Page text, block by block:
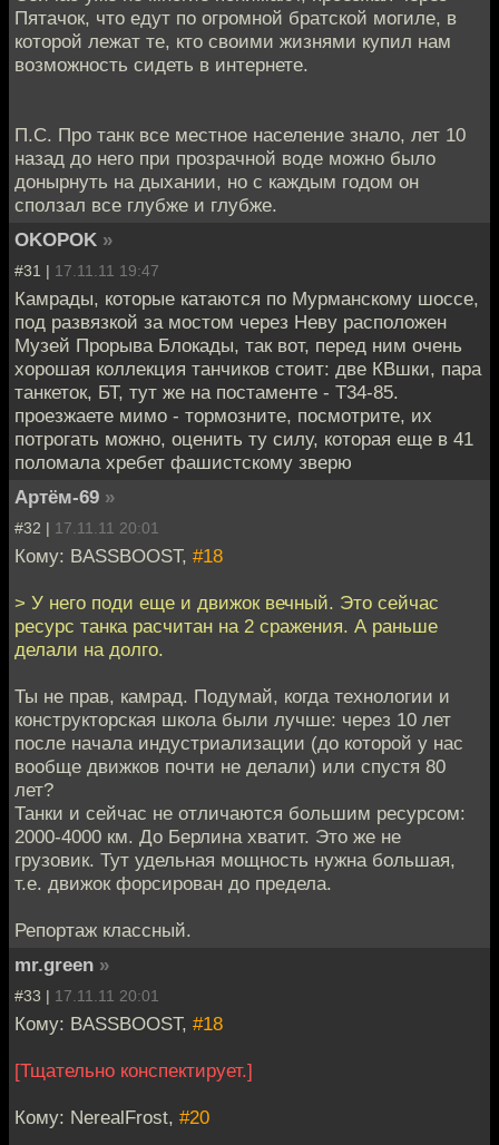
Пятачок, что едут по огромной братской могиле, в
которой лежат те, кто своими жизнями купил нам
возможность сидеть в интернете.
П.С. Про танк все местное население знало, лет 10
назад до него при прозрачной воде можно было
донырнуть на дыхании, но с каждым годом он
сползал все глубже и глубже.
OKOPOK »
#31 | 17.11.11 19:47
Камрады, которые катаются по Мурманскому шоссе,
под развязкой за мостом через Неву расположен
Музей Прорыва Блокады, так вот, перед ним очень
хорошая коллекция танчиков стоит: две КВшки, пара
танкеток, БТ, тут же на постаменте - Т34-85.
проезжаете мимо - тормозните, посмотрите, их
потрогать можно, оценить ту силу, которая еще в 41
поломала хребет фашистскому зверю
Артём-69 »
#32 | 17.11.11 20:01
Кому: BASSBOOST, #18
> У него поди еще и движок вечный. Это сейчас
ресурс танка расчитан на 2 сражения. А раньше
делали на долго.
Ты не прав, камрад. Подумай, когда технологии и
конструкторская школа были лучше: через 10 лет
после начала индустриализации (до которой у нас
вообще движков почти не делали) или спустя 80
лет?
Танки и сейчас не отличаются большим ресурсом:
2000-4000 км. До Берлина хватит. Это же не
грузовик. Тут удельная мощность нужна большая,
т.е. движок форсирован до предела.
Репортаж классный.
mr.green »
#33 | 17.11.11 20:01
Кому: BASSBOOST, #18
[Тщательно конспектирует.]
Кому: NerealFrost, #20